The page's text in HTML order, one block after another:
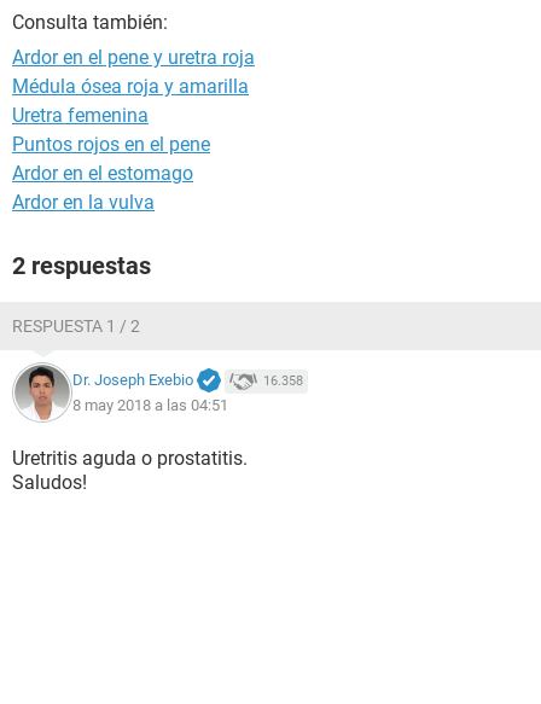
Consulta también:
Ardor en el pene y uretra roja
Médula ósea roja y amarilla
Uretra femenina
Puntos rojos en el pene
Ardor en el estomago
Ardor en la vulva
2 respuestas
RESPUESTA 1 / 2
Dr. Joseph Exebio 16.358
8 may 2018 a las 04:51
Uretritis aguda o prostatitis.
Saludos!